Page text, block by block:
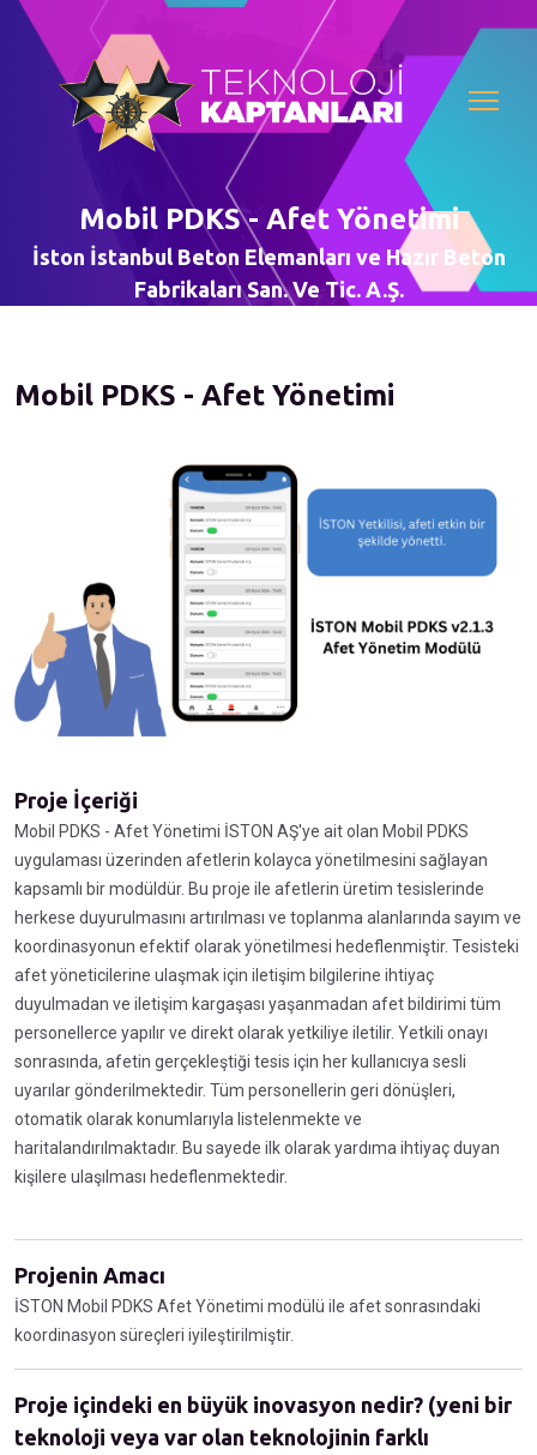
Mobil PDKS - Afet Yönetimi
İston İstanbul Beton Elemanları ve Hazır Beton
Fabrikaları San. Ve Tic. A.Ş.
Mobil PDKS - Afet Yönetimi
Proje İçeriği
Mobil PDKS - Afet Yönetimi İSTON AŞ'ye ait olan Mobil PDKS
uygulaması üzerinden afetlerin kolayca yönetilmesini sağlayan
kapsamlı bir modüldür. Bu proje ile afetlerin üretim tesislerinde
herkese duyurulmasını artırılması ve toplanma alanlarında sayım ve
koordinasyonun efektif olarak yönetilmesi hedeflenmiştir. Tesisteki
afet yöneticilerine ulaşmak için iletişim bilgilerine ihtiyaç
duyulmadan ve iletişim kargaşası yaşanmadan afet bildirimi tüm
personellerce yapılır ve direkt olarak yetkiliye iletilir. Yetkili onayı
sonrasında, afetin gerçekleştiği tesis için her kullanıcıya sesli
uyarılar gönderilmektedir. Tüm personellerin geri dönüşleri,
otomatik olarak konumlarıyla listelenmekte ve
haritalandırılmaktadır. Bu sayede ilk olarak yardıma ihtiyaç duyan
kişilere ulaşılması hedeflenmektedir.
Projenin Amacı
İSTON Mobil PDKS Afet Yönetimi modülü ile afet sonrasındaki
koordinasyon süreçleri iyileştirilmiştir.
Proje içindeki en büyük inovasyon nedir? (yeni bir
teknoloji veya var olan teknolojinin farklı